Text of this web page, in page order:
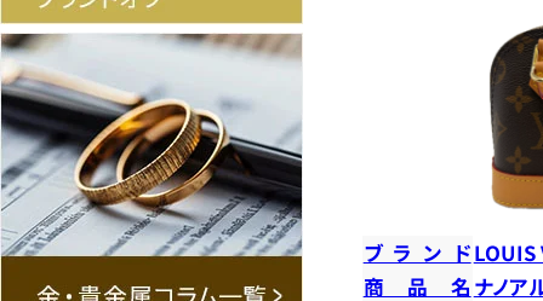
ブランドLOUIS
商品名 ナノア